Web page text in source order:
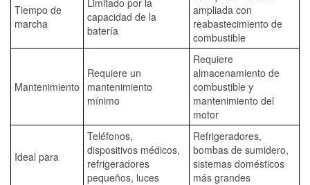
Tiempo de
marcha
capacidad de la
batería
ampliada con
reabastecimiento de
combustible
Mantenimiento
Requiere un
mantenimiento
mínimo
Requiere
almacenamiento de
combustible y
mantenimiento del
motor
Ideal para
Teléfonos,
dispositivos médicos,
refrigeradores
pequeños, luces
Refrigeradores,
bombas de sumidero,
sistemas domésticos
más grandes